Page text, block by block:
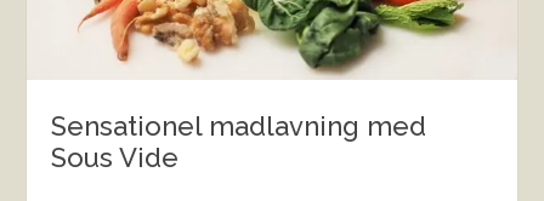
Sensationel madlavning med
Sous Vide